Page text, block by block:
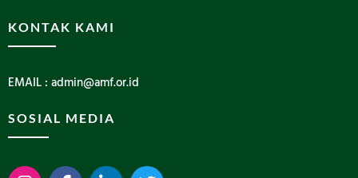
KONTAK KAMI
EMAIL : admin@amf.or.id
SOSIAL MEDIA